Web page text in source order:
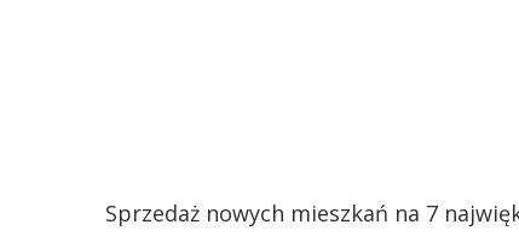
Sprzedaż nowych mieszkań na 7